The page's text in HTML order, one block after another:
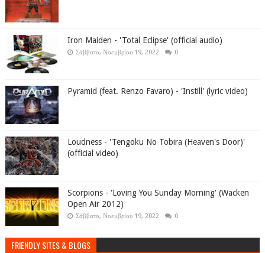
Iron Maiden - 'Total Eclipse' (official audio)
Σάββατο, Νοεμβρίου 19, 2022 0
Pyramid (feat. Renzo Favaro) - 'Instill' (lyric video)
Loudness - 'Tengoku No Tobira (Heaven's Door)'
(official video)
Scorpions - 'Loving You Sunday Morning' (Wacken
Open Air 2012)
Σάββατο, Νοεμβρίου 19, 2022 0
FRIENDLY SITES & BLOGS